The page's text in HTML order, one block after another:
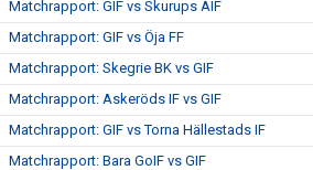
Matchrapport: GIF vs Skurups AIF
Matchrapport: GIF vs Öja FF
Matchrapport: Skegrie BK vs GIF
Matchrapport: Askeröds IF vs GIF
Matchrapport: GIF vs Torna Hällestads IF
Matchrapport: Bara GoIF vs GIF